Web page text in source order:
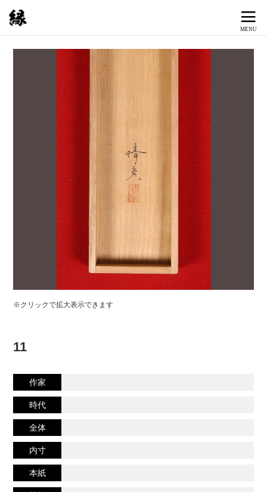
※クリックで拡大表示できます
11
作家
時代
全体
内寸
本紙